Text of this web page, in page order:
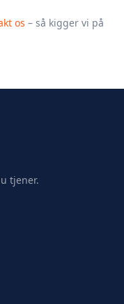
os – så kigger vi på
tjener.